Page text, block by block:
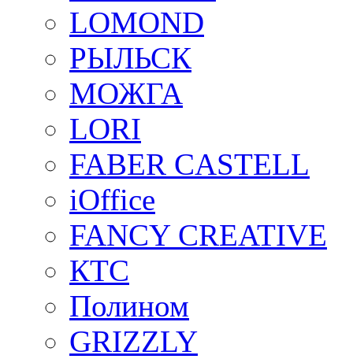
LOMOND
РЫЛЬСК
МОЖГА
LORI
FABER CASTELL
iOffice
FANCY CREATIVE
КТС
Полином
GRIZZLY